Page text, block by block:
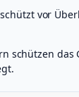
vor
schützen